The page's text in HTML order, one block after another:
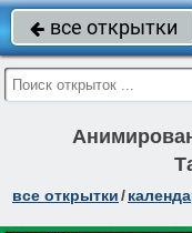
 все открытки
все открытки/